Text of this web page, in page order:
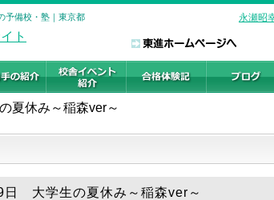
予備校・塾｜東京都 永瀬昭
夏休み～稲森ver～
日 大学生の夏休み～稲森ver～